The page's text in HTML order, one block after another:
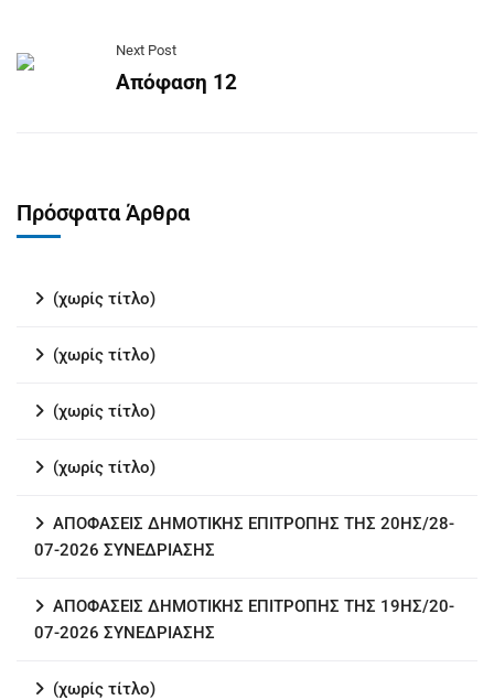
Next Post
Απόφαση 12
Πρόσφατα Άρθρα
(χωρίς τίτλο)
(χωρίς τίτλο)
(χωρίς τίτλο)
(χωρίς τίτλο)
ΑΠΟΦΑΣΕΙΣ ΔΗΜΟΤΙΚΗΣ ΕΠΙΤΡΟΠΗΣ ΤΗΣ 20ΗΣ/28-
07-2026 ΣΥΝΕΔΡΙΑΣΗΣ
ΑΠΟΦΑΣΕΙΣ ΔΗΜΟΤΙΚΗΣ ΕΠΙΤΡΟΠΗΣ ΤΗΣ 19ΗΣ/20-
07-2026 ΣΥΝΕΔΡΙΑΣΗΣ
(χωρίς τίτλο)